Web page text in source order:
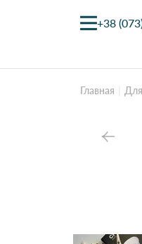
+38
Главная